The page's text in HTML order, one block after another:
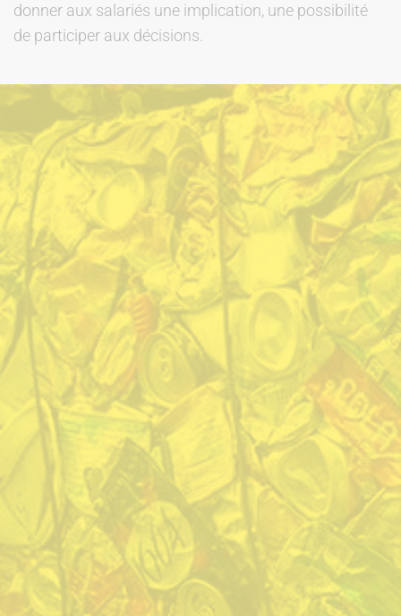
donner aux salariés une implication, une possibilité
de participer aux décisions.